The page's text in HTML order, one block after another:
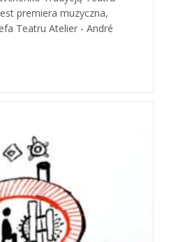
premiera muzyczna,
Teatru Atelier - André